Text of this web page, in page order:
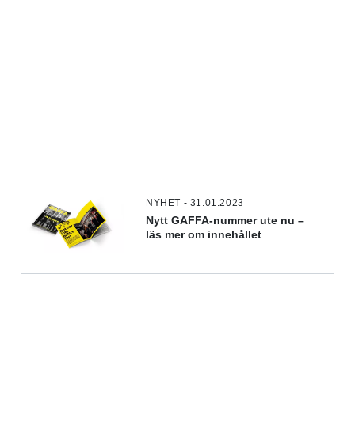
NYHET - 31.01.2023
Nytt GAFFA-nummer ute nu –
läs mer om innehållet